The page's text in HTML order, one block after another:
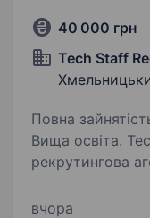
40 000 грн
Tech Staff
Повна
Вища освіта. Tech Staff Recruiting —
рекрутингова
та супроводжує
вчора